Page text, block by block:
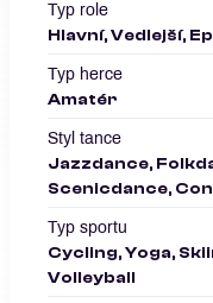
Typ role
Hlavní, Vedlejší,
Typ herce
Amatér
Styl tance
Jazzdance,
Scenicdance,
Typ sportu
Cycling, Yoga,
Volleyball